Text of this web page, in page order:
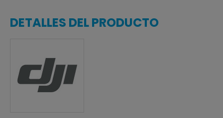
DETALLES DEL PRODUCTO